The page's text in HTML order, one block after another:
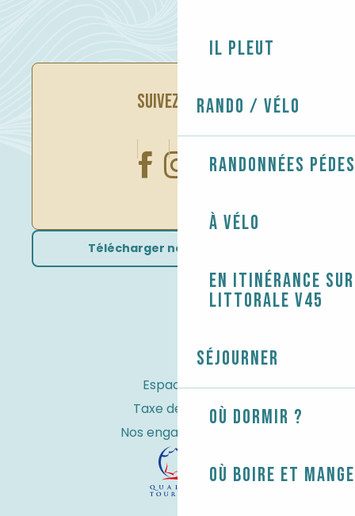
Il pleut
Rando / Vélo
Randonnées
À vélo
En itinérance
littorale V45
Séjourner
Où dormir ?
Où boire et
SUIVEZ-NOUS
Télécharger nos brochures
Espace Pro
Taxe de séjour
Nos engagements